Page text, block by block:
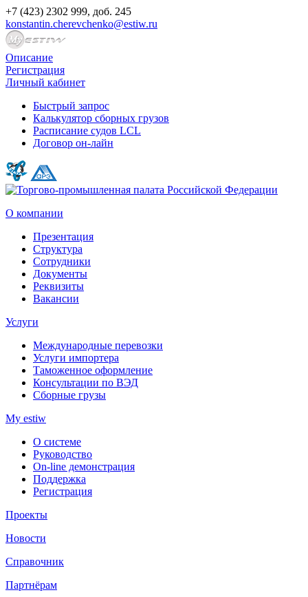
+7 (423) 2302 999, доб. 245
konstantin.cherevchenko@estiw.ru
Описание
Регистрация
Личный кабинет
Быстрый запрос
Калькулятор сборных грузов
Расписание судов LCL
Договор он-лайн
О компании
Презентация
Структура
Сотрудники
Документы
Реквизиты
Вакансии
Услуги
Международные перевозки
Услуги импортера
Таможенное оформление
Консультации по ВЭД
Сборные грузы
My estiw
О системе
Руководство
On-line демонстрация
Поддержка
Регистрация
Проекты
Новости
Справочник
Партнёрам